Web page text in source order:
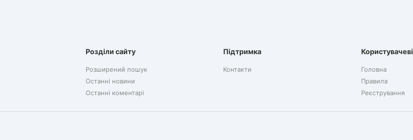
Розділи сайту
Розширений пошук
Останні новини
Останні коментарі
Підтримка
Контакти
Користувачеві
Головна
Правила
Реєстрування